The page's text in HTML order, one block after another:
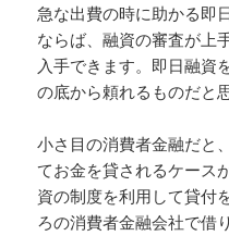
急な出費の時に助かる即
ならば、融資の審査が上
入手できます。即日融資
の底から頼れるものだと
小さ目の消費者金融だと
てお金を貸されるケース
資の制度を利用して貸付
ろの消費者金融会社で借